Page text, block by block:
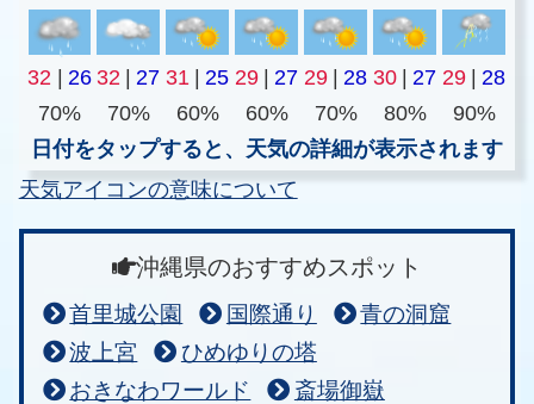
32 | 26 32 | 27 31 | 25 29 | 27 29 | 28 30 | 27 29 | 28
70%
70% 60% 60% 70% 80%
90%
日付をタップすると、天気の詳細が表示されます
天気アイコンの意味について
沖縄県のおすすめスポット
首里城公園 国際通り
青の洞窟
波上宮
ひめゆりの塔
おきなわワールド
斎場御嶽